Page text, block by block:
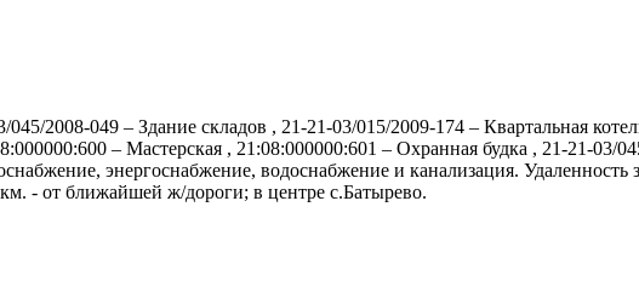
2008-049 – Здание складов , 21-21-03/015/2009-174 – Квартальная
– Мастерская , 21:08:000000:601 – Охранная будка , 21-21-03/
энергоснабжение, водоснабжение и канализация. Удаленность
- от ближайшей ж/дороги; в центре с.Батырево.